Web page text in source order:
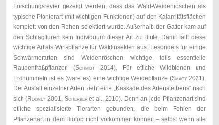
Forschungsrevier gezeigt werden, dass das Wald-Weidenröschen als
typische Pionierart (mit wichtigen Funktionen) auf den Kalamitätsflächen
komplett von den Rehen selektiert wurde. Außerhalb der Gatter kam auf
den Schlagfluren kein Individuum dieser Art zu Blüte. Damit fällt diese
wichtige Art als Wirtspflanze für Waldinsekten aus. Besonders für einige
Schwärmerarten sind Weidenröschen wichtige, teils essentielle
Raupenfraßpflanzen (Schmidt
2014). Für etliche Wildbienen und
Erdhummeln ist es (wäre es) eine wichtige Weidepflanze (Smagy 2021).
Der Ausfall einzelner Arten zieht eine „Kaskade des Artensterbens“ nach
sich (Rooney 2001, Scherber et al., 2010). Denn an jede Pflanzenart sind
etliche spezialisierte Tierarten gebunden, die beim Fehlen der
Pflanzenart in dem Biotop nicht vorkommen können – selbst wenn alle